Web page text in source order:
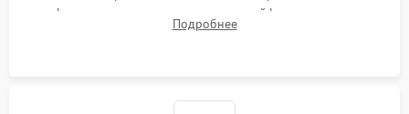
форматирования, целостности шлейфов, контактов
картриджа и оптопар (датчиков прохождения и наличия
Подробнее